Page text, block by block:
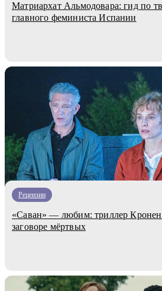
Матриархат Альмодовара: гид по
главного феминиста Испании
Рецензии
«Саван» — любим: триллер
заговоре мёртвых